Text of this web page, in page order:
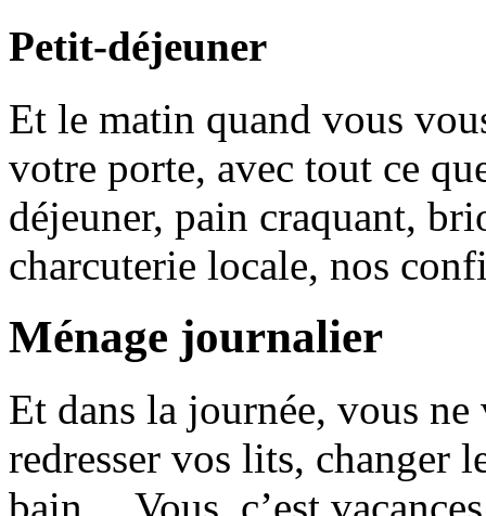
Petit-déjeuner
Et le matin quand vous
votre porte, avec tout ce
déjeuner, pain craquant,
charcuterie locale, nos
Ménage journalier
Et dans la journée, vous
redresser vos lits, changer